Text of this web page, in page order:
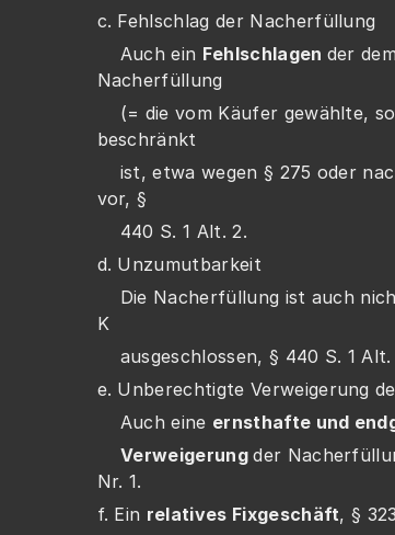
c. Fehlschlag der Nacherfüllung
    Auch ein
Fehlschlagen der
Nacherfüllung
beschränkt
vor, §
    440 S. 1 Alt. 2.
d. Unzumutbarkeit
Die Nacherfüllung ist auch
K
ausgeschlossen, § 440 S. 1 Alt.
e. Unberechtigte Verweigerung
    Auch eine
ernsthafte und
     Verweigerung
der
Nr. 1.
f. Ein relatives Fixgeschäft, §